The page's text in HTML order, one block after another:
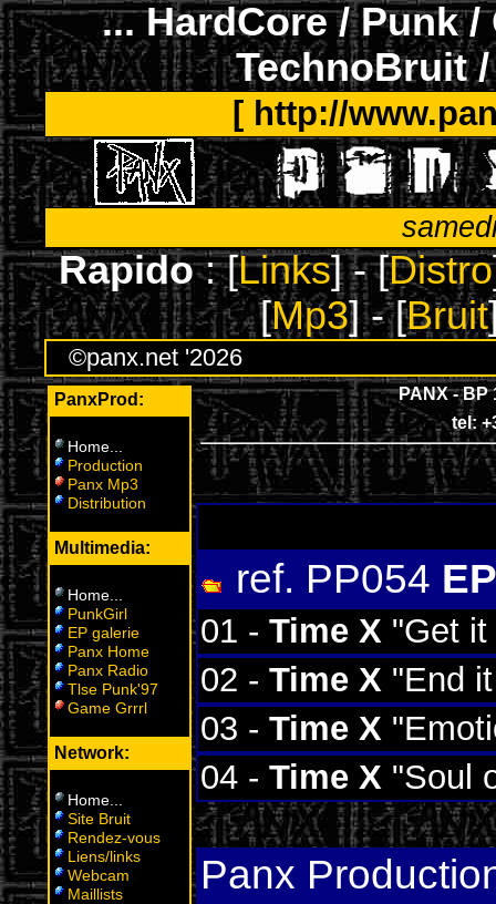
... HardCore / Punk
TechnoBruit
[ http://
Rapido: [Links] - [Distro
[Mp3] - [Bruit
©panx.net '2026
PanxProd:
Home
Production
Panx Mp3
Distribution
Multimedia:
Home
PunkGirl
EP galerie
Panx Home
Panx Radio
Tlse Punk'97
Game Grrrl
Network:
Home
Site Bruit
Rendez-vous
Liens/links
Webcam
Maillists
PANX - BP
tel:
ref. PP054
01 - Time X "Get it
02 - Time X "End
03 - Time X
04 - Time X "Soul
Panx